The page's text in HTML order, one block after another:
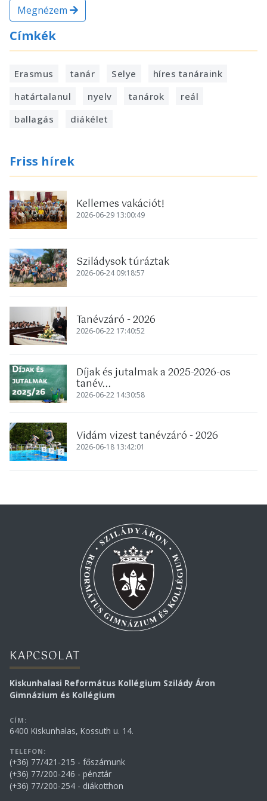
Megnézem
Címkék
Erasmus tanár Selye
híres tanáraink
határtalanul
nyelv tanárok
reál
ballagás
diákélet
Friss hírek
2026-06-29 13:00:49
Kellemes vakációt!
2026-06-24 09:18:57
Sziládysok túráztak
2026-06-22 17:40:52
Tanévzáró - 2026
2026-06-22 14:30:58
Díjak és jutalmak a 2025-2026-os
tanév...
2026-06-18 13:42:01
Vidám vizest tanévzáró - 2026
KAPCSOLAT
Kiskunhalasi Református Kollégium Szilády Áron
Gimnázium és Kollégium
CÍM:
6400 Kiskunhalas, Kossuth u. 14.
TELEFON:
(+36) 77/421-215 - főszámunk
(+36) 77/200-246 - pénztár
(+36) 77/200-254 - diákotthon